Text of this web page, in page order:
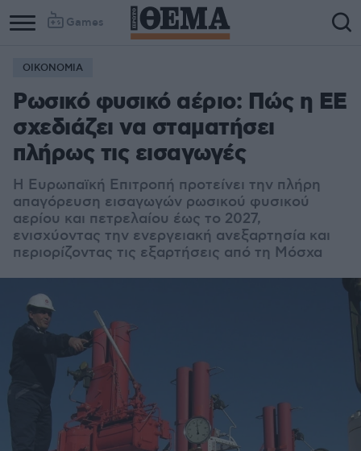
Games
ΟΙΚΟΝΟΜΙΑ
Ρωσικό φυσικό αέριο: Πώς η ΕΕ
σχεδιάζει να σταματήσει
πλήρως τις εισαγωγές
Η Ευρωπαϊκή Επιτροπή προτείνει την πλήρη
απαγόρευση εισαγωγών ρωσικού φυσικού
αερίου και πετρελαίου έως το 2027,
ενισχύοντας την ενεργειακή ανεξαρτησία και
περιορίζοντας τις εξαρτήσεις από τη Μόσχα